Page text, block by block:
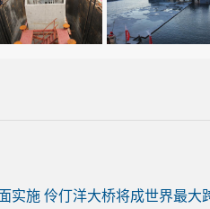
实施 伶仃洋大桥将成世界最大